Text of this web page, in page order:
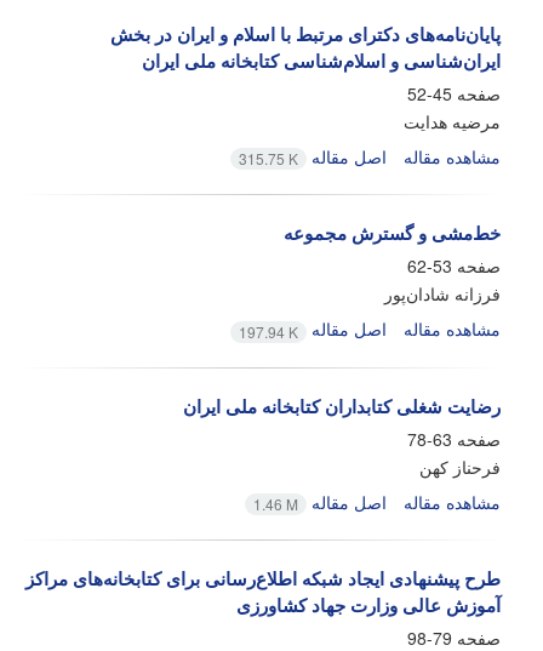
پایان‌نامه‌های دکترای مرتبط با اسلام و ایران در بخش
ایران‌شناسی و اسلام‌شناسی کتابخانه ملی ایران
صفحه 45-52
مرضیه هدایت
مشاهده مقاله
اصل مقاله 315.75 K
خط‌مشی و گسترش مجموعه
صفحه 53-62
فرزانه شادان‌پور
مشاهده مقاله
اصل مقاله 197.94 K
رضایت شغلی کتابداران کتابخانه ملی ایران
صفحه 63-78
فرحناز کهن
مشاهده مقاله
اصل مقاله 1.46 M
طرح پیشنهادی ایجاد شبکه اطلاع‌رسانی برای کتابخانه‌های مراکز
آموزش عالی وزارت جهاد کشاورزی
صفحه 79-98